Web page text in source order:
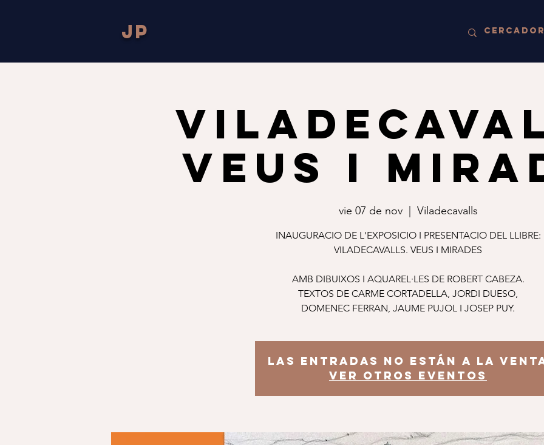
JP
VEUS I
vie 07 de nov
  |
Viladecavalls
INAUGURACIO DE L'EXPOSICIO I PRESENTACIO DEL LLIBRE:
VILADECAVALLS. VEUS I MIRADES
AMB DIBUIXOS I AQUAREL·LES DE ROBERT CABEZA.
TEXTOS DE CARME CORTADELLA, JORDI DUESO,
DOMENEC FERRAN, JAUME PUJOL I JOSEP PUY.
Las entradas no están a la
Ver otros eventos